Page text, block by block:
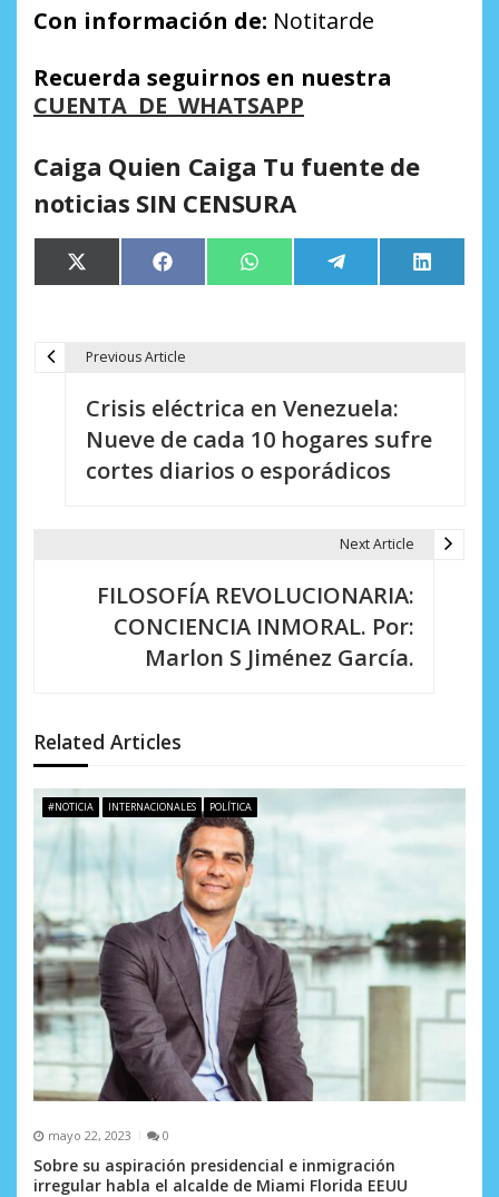
Con información de: Notitarde
Recuerda seguirnos en nuestra
CUENTA DE WHATSAPP
Caiga Quien Caiga Tu fuente de
noticias SIN CENSURA
Compartir
en
X
(Twitter)
Compartir
en
Facebook Compartir
en
WhatsApp Compartir
en
Telegram
en
LinkedIn
n
d
e
n
t
r
a
d
a
s
Previous Article
Crisis eléctrica en Venezuela:
Nueve de cada 10 hogares sufre
cortes diarios o esporádicos
Next Article
FILOSOFÍA REVOLUCIONARIA:
CONCIENCIA INMORAL. Por:
Marlon S Jiménez García.
Related Articles
#NOTICIA INTERNACIONALES POLÍTICA
mayo 22, 2023 0
Sobre su aspiración presidencial e inmigración
irregular habla el alcalde de Miami Florida EEUU